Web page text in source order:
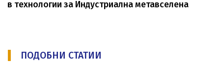
в технологии за Индустриална метавселена
ПОДОБНИ СТАТИИ